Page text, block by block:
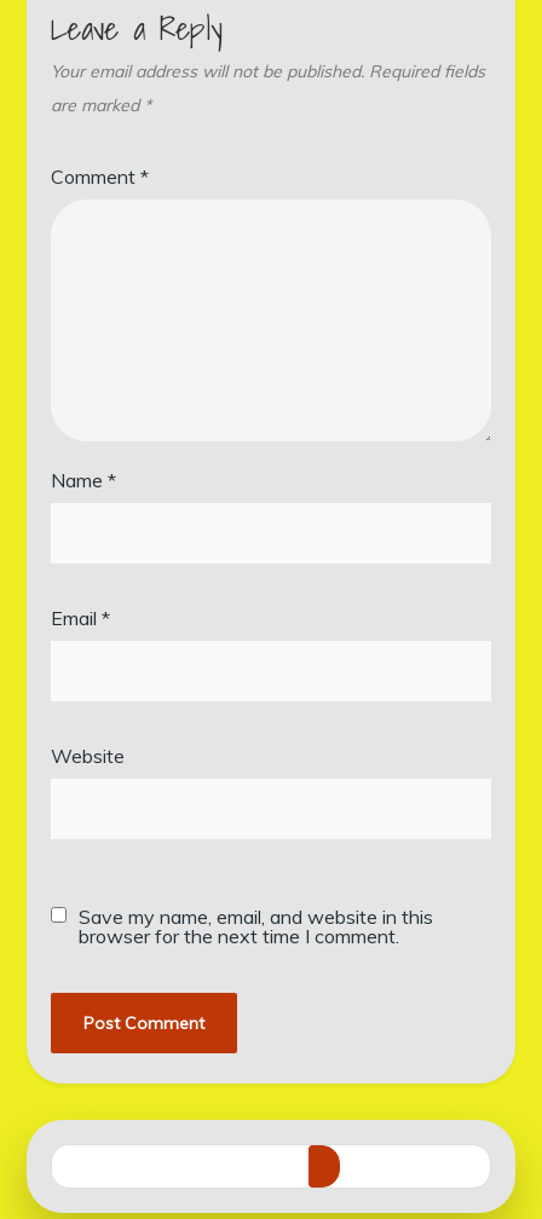
Leave a Reply
Your email address will not be published. Required fields
are marked *
Comment*
Name*
Email*
Website
Save my name, email, and website in this
browser for the next time I comment.